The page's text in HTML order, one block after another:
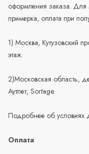
оформления заказа. Для
примерка, оплата при
1) Москва, Кутузовский
этаж.
2)Московская область,
Аутлет, Sortage.
Подробнее об условиях
Оплата